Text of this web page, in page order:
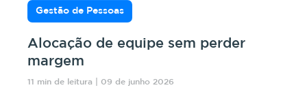
Gestão de Pessoas
Alocação de equipe sem perder
margem
11 min de leitura | 09 de junho 2026